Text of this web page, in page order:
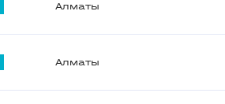
Алматы
Алматы